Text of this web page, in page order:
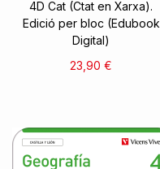
4D Cat (Ctat en Xarxa).
Edició per bloc (Edubook
Digital)
23,90 €